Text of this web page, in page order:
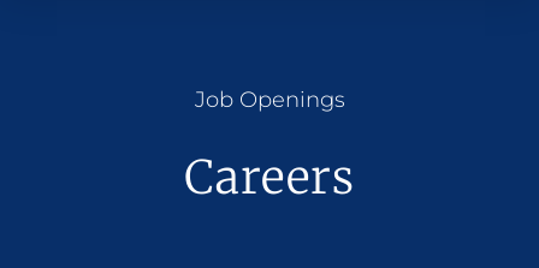
Job Openings
Careers